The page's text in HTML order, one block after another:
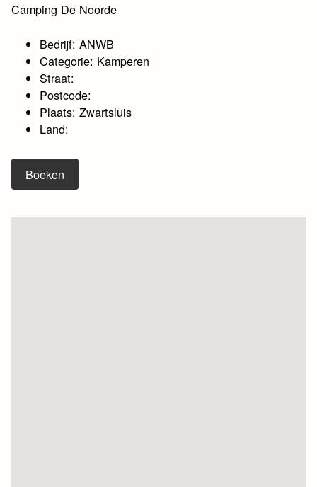
Camping De Noorde
Bedrijf: ANWB
Categorie: Kamperen
Straat:
Postcode:
Plaats: Zwartsluis
Land:
Boeken